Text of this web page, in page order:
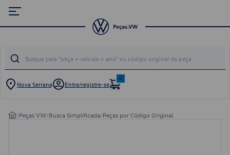
Nova Serrana Entre/registre-se
0
/Peças VW/Busca Simplificada/Peças por Código Original